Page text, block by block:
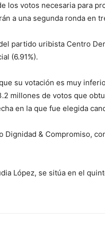
los votos necesaria para
a una segunda ronda en
partido uribista Centro
(6.91%).
su votación es muy
millones de votos que
en la que fue elegida
& Compromiso,
López, se sitúa en el